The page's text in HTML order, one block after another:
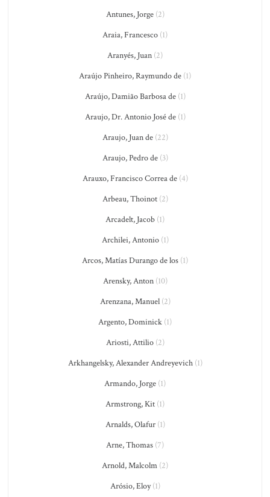
Antunes, Jorge(2)
Araia, Francesco (1)
Aranyés, Juan (2)
Araújo Pinheiro, Raymundo de (1)
Araújo, Damião Barbosa de(1)
Araujo, Dr. Antonio José de(1)
Araujo, Juan de(22)
Araujo, Pedro de(3)
Arauxo, Francisco Correa de(4)
Arbeau, Thoinot(2)
Arcadelt, Jacob (1)
Archilei, Antonio(1)
Arcos, Matías Durango de los (1)
Arensky, Anton(10)
Arenzana, Manuel(2)
Argento, Dominick (1)
Ariosti, Attilio(2)
Arkhangelsky, Alexander Andreyevich(1)
Armando, Jorge (1)
Armstrong, Kit (1)
Arnalds, Olafur(1)
Arne, Thomas (7)
Arnold, Malcolm (2)
Arósio, Eloy(1)